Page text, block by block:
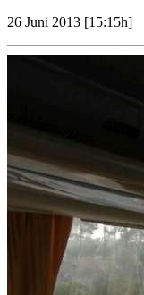
26 Juni 2013 [15:15h]